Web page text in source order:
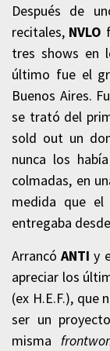
Después de
recitales, NVLO
tres shows en
último fue el
Buenos Aires.
se trató del
sold out un
nunca los
colmadas, en
medida que
entregaba
ArrancóANTI y
apreciar los
(ex H.E.F.), que
ser un
misma